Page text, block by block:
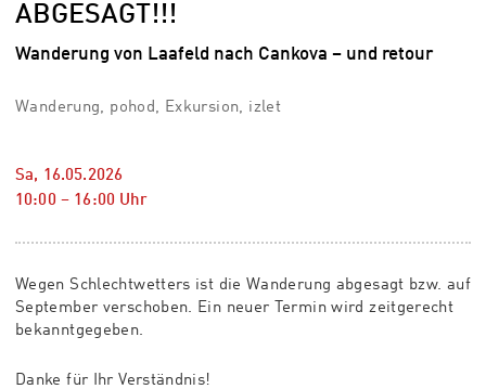
ABGESAGT!!!
Wanderung von Laafeld nach Cankova – und retour
Wanderung, pohod, Exkursion, izlet
Sa, 16.05.2026
10:00 – 16:00 Uhr
Wegen Schlechtwetters ist die Wanderung abgesagt bzw. auf
September verschoben. Ein neuer Termin wird zeitgerecht
bekanntgegeben.
Danke für Ihr Verständnis!